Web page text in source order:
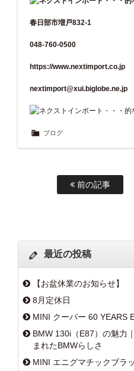
春日部市増戸832-1
048-760-0500
https://www.nextimport.co.jp
nextimport@xui.biglobe.ne.jp
ブログ
前の記事
最近の投稿
【お盆休業のお知らせ】
8月定休日
MINI クーパー 60 YEARS
BMW 130i（E87）の魅力
まれたBMWらしさ
MINI エニグマチックブラ